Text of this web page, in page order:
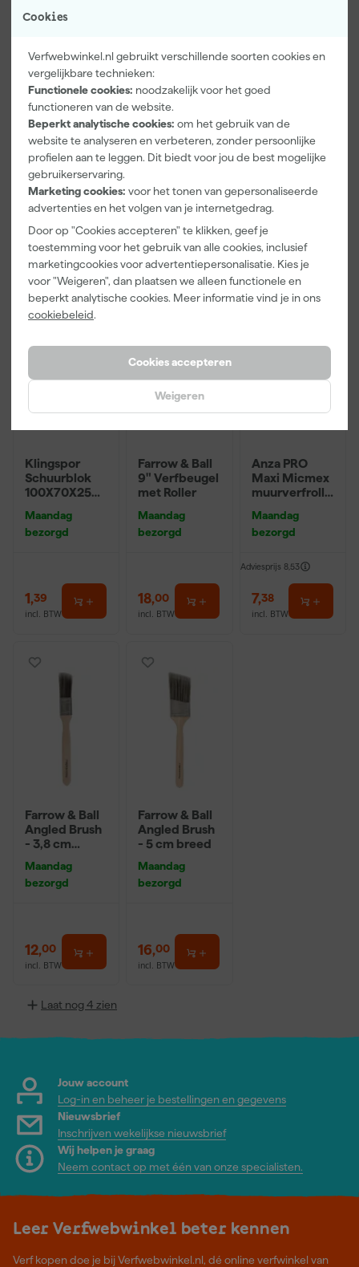
Cookies
Verfwebwinkel.nl gebruikt verschillende soorten cookies en
vergelijkbare technieken:
Functionele cookies: noodzakelijk voor het goed
functioneren van de website.
Beperkt analytische cookies: om het gebruik van de
website te analyseren en verbeteren, zonder persoonlijke
profielen aan te leggen. Dit biedt voor jou de best mogelijke
gebruikerservaring.
Marketing cookies: voor het tonen van gepersonaliseerde
advertenties en het volgen van je internetgedrag.
Door op "Cookies accepteren" te klikken, geef je
toestemming voor het gebruik van alle cookies, inclusief
marketingcookies voor advertentiepersonalisatie. Kies je
voor "Weigeren", dan plaatsen we alleen functionele en
beperkt analytische cookies. Meer informatie vind je in ons
cookiebeleid.
Cookies accepteren
Weigeren
Paintura
Lucamax
Washi tape -
50mx24mm
Maandag
bezorgd
3,99
incl. BTW
Farrow & Ball
F&B
Kleurenwaaie
r
Maandag
22,00
incl. BTW
And Go
Verfemmer -
18cm Roller -
Inzetemmers
en deksel
Maandag
10,99
incl. BTW
Klingspor
Schuurblok
100X70X25m
P220
Maandag
bezorgd
1,39
incl. BTW
Farrow & Ball
9" Verfbeugel
met Roller
Maandag
bezorgd
18,00
incl. BTW
Anza PRO
Maxi Micmex
muurverfrolle
Maandag
bezorgd
Adviesprijs 8,53
7,38
incl. BTW
Farrow & Ball
Angled Brush
- 3,8 cm
Maandag
bezorgd
12,00
incl. BTW
Farrow & Ball
Angled Brush
- 5 cm breed
Maandag
bezorgd
16,00
incl. BTW
Laat nog 4 zien
Jouw account
Log-in en beheer je bestellingen en gegevens
Nieuwsbrief
Inschrijven wekelijkse nieuwsbrief
Wij helpen je graag
Neem contact op met één van onze specialisten.
Leer Verfwebwinkel beter kennen
Verf kopen doe je bij Verfwebwinkel.nl, dé online verfwinkel van